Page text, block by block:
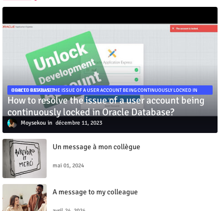
HOW TO RESOLVE THE ISSUE OF A USER ACCOUNT BEING CONTINUOUSLY LOCKED IN ORACLE DATABASE?
How to resolve the issue of a user account being
continuously locked in Oracle Database?
Moysekou décembre 11, 2023
Un message à mon collègue
mai 01, 2024
A message to my colleague